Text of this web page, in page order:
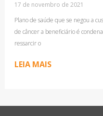
17 de novembro de 2021
Plano de saúde que se negou a
de câncer a beneficiário é
ressarcir o
LEIA MAIS